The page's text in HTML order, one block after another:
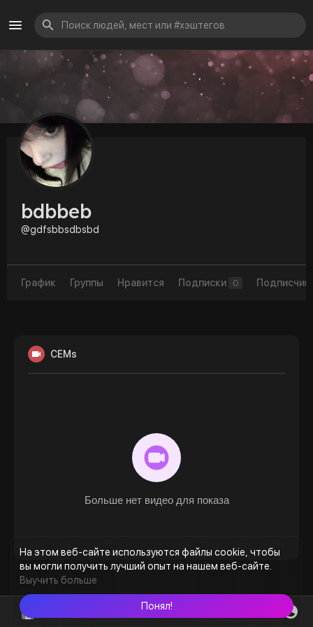
На этом веб-сайте используются файлы cookie, чтобы
вы могли получить лучший опыт на нашем веб-сайте.
Выучить больше
Понял!
bdbbeb
@gdfsbbsdbsbd
График Группы Нравится Подписки 0
CEMs
Больше нет видео для показа